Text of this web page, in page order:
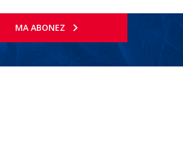
MA ABONEZ